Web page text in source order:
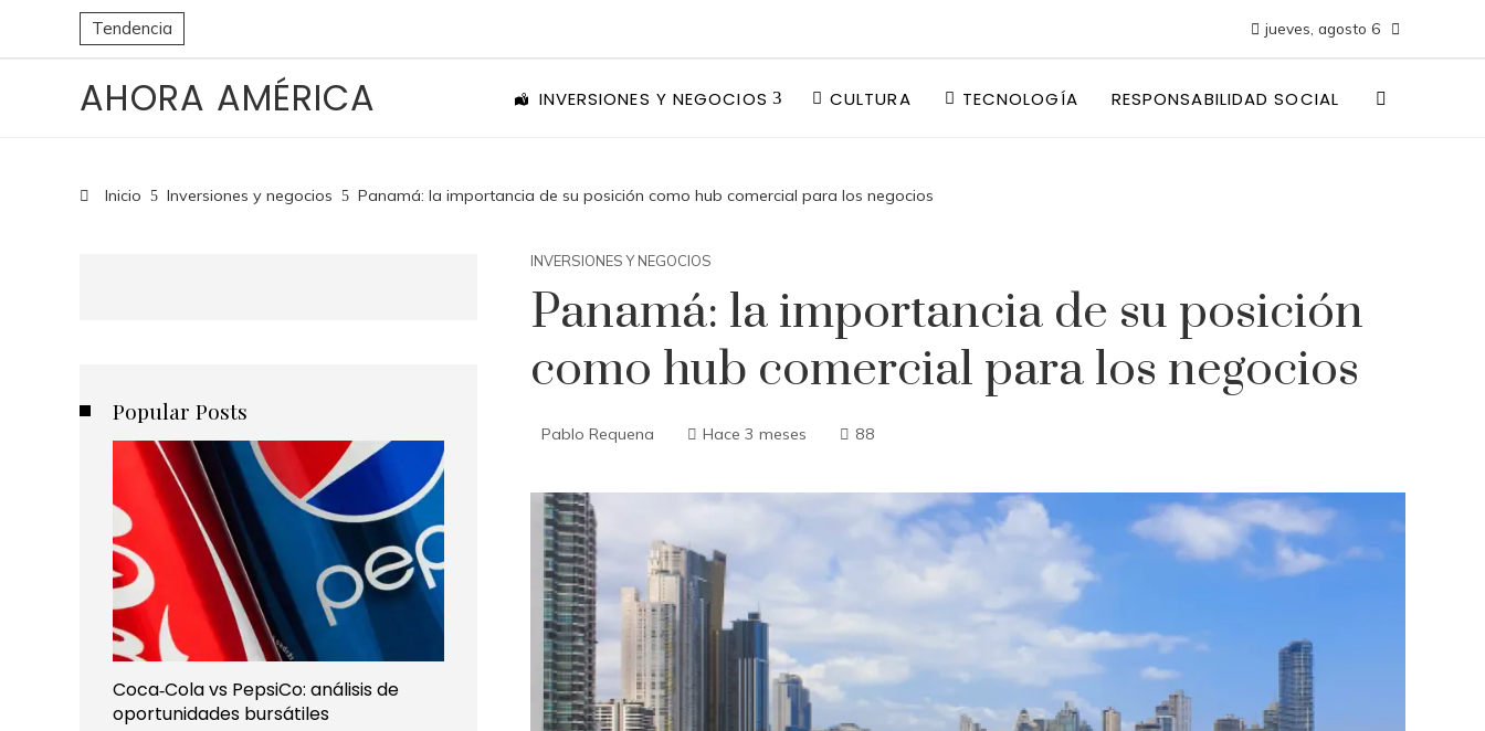
Tendencia jueves, agosto 6
AHORA AMÉRICA INVERSIONES Y NEGOCIOS CULTURA TECNOLOGÍA RESPONSABILIDAD SOCIAL
Inicio Inversiones y negocios Panamá: la importancia de su posición como hub comercial para los negocios
INVERSIONES Y NEGOCIOS
Panamá: la importancia de su posición
como hub comercial para los negocios
Pablo Requena Hace 3 meses 88
Popular Posts
Coca‑Cola vs PepsiCo: análisis de
oportunidades bursátiles